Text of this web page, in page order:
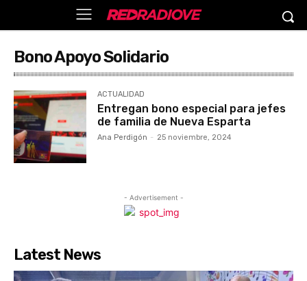
Bono Apoyo Solidario
ACTUALIDAD
Entregan bono especial para jefes
de familia de Nueva Esparta
Ana Perdigón - 25 noviembre, 2024
- Advertisement -
Latest News